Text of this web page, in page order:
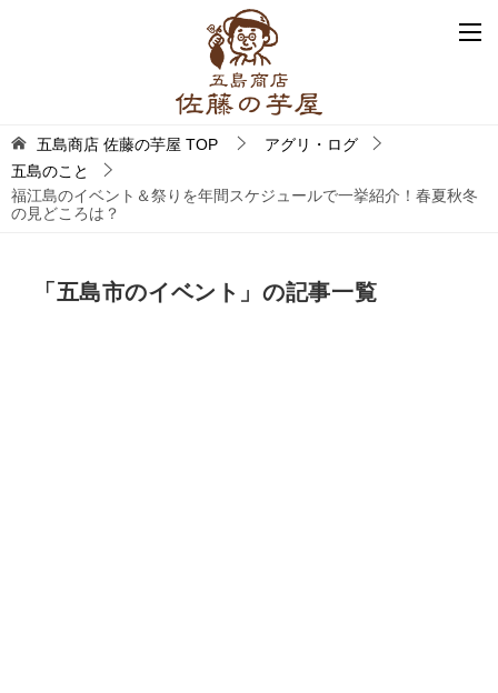
五島商店 佐藤の芋屋 TOP
アグリ・ログ
五島のこと
福江島のイベント＆祭りを年間スケジュールで一挙紹介！春夏秋冬
の見どころは？
「五島市のイベント」の記事一覧